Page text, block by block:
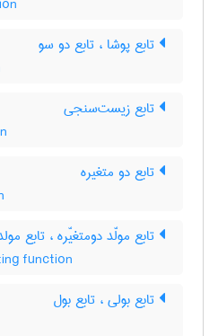
تابع پوشا ، تابع دو سو
تابع زیست‌سنجی
تابع دو متغیره
تابع مولّد دومتغیّره ، تابع
function
تابع بولی ، تابع بول